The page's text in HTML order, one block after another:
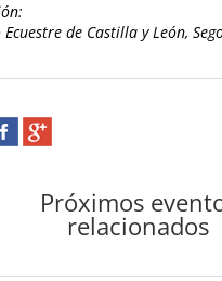
Ecuestre de Castilla y León,
Próximos
relacionados